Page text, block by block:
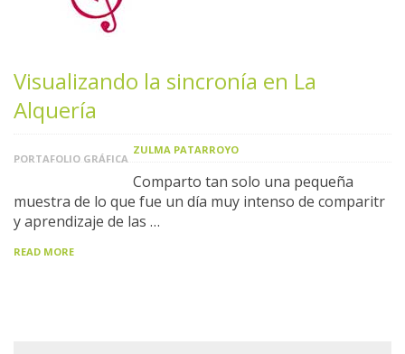
Visualizando la sincronía en La
Alquería
PORTAFOLIO GRÁFICA
ZULMA PATARROYO
Comparto tan solo una pequeña
muestra de lo que fue un día muy intenso de comparitr
y aprendizaje de las …
READ MORE